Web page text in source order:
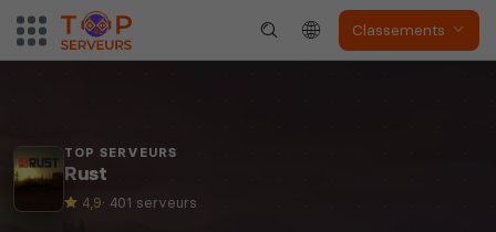
Classements
TOP SERVEURS
Rust
4,9· 401 serveurs